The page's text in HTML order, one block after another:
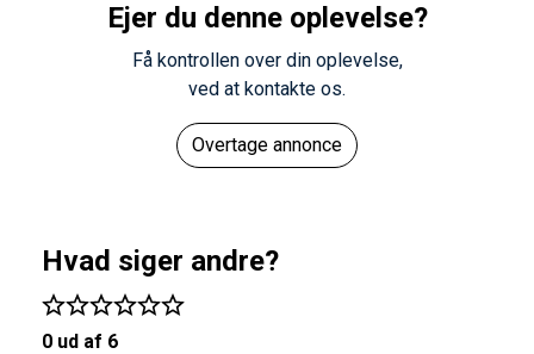
Ejer du denne oplevelse?
Få kontrollen over din oplevelse,
ved at kontakte os.
Overtage annonce
Hvad siger andre?
0 ud af 6